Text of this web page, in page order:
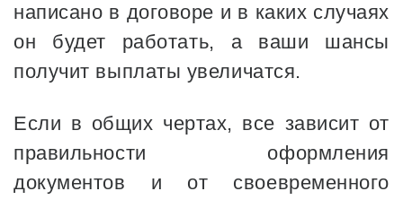
написано в договоре и в каких случаях
он будет работать, а ваши шансы
получит выплаты увеличатся.
Если в общих чертах, все зависит от
правильности оформления
документов и от своевременного